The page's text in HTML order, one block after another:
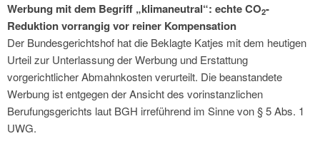
Werbung mit dem Begriff „klimaneutral“: echte CO2-
Reduktion vorrangig vor reiner Kompensation
Der Bundesgerichtshof hat die Beklagte Katjes mit dem heutigen
Urteil zur Unterlassung der Werbung und Erstattung
vorgerichtlicher Abmahnkosten verurteilt. Die beanstandete
Werbung ist entgegen der Ansicht des vorinstanzlichen
Berufungsgerichts laut BGH irreführend im Sinne von § 5 Abs. 1
UWG.